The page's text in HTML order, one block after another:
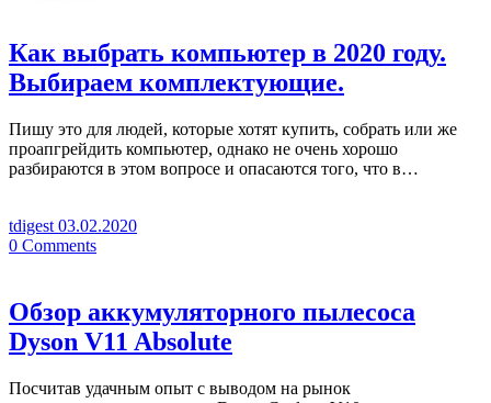
Как выбрать компьютер в 2020 году.
Выбираем комплектующие.
Пишу это для людей, которые хотят купить, собрать или же
проапгрейдить компьютер, однако не очень хорошо
разбираются в этом вопросе и опасаются того, что в…
tdigest 03.02.2020
0 Comments
Обзор аккумуляторного пылесоса
Dyson V11 Absolute
Посчитав удачным опыт с выводом на рынок